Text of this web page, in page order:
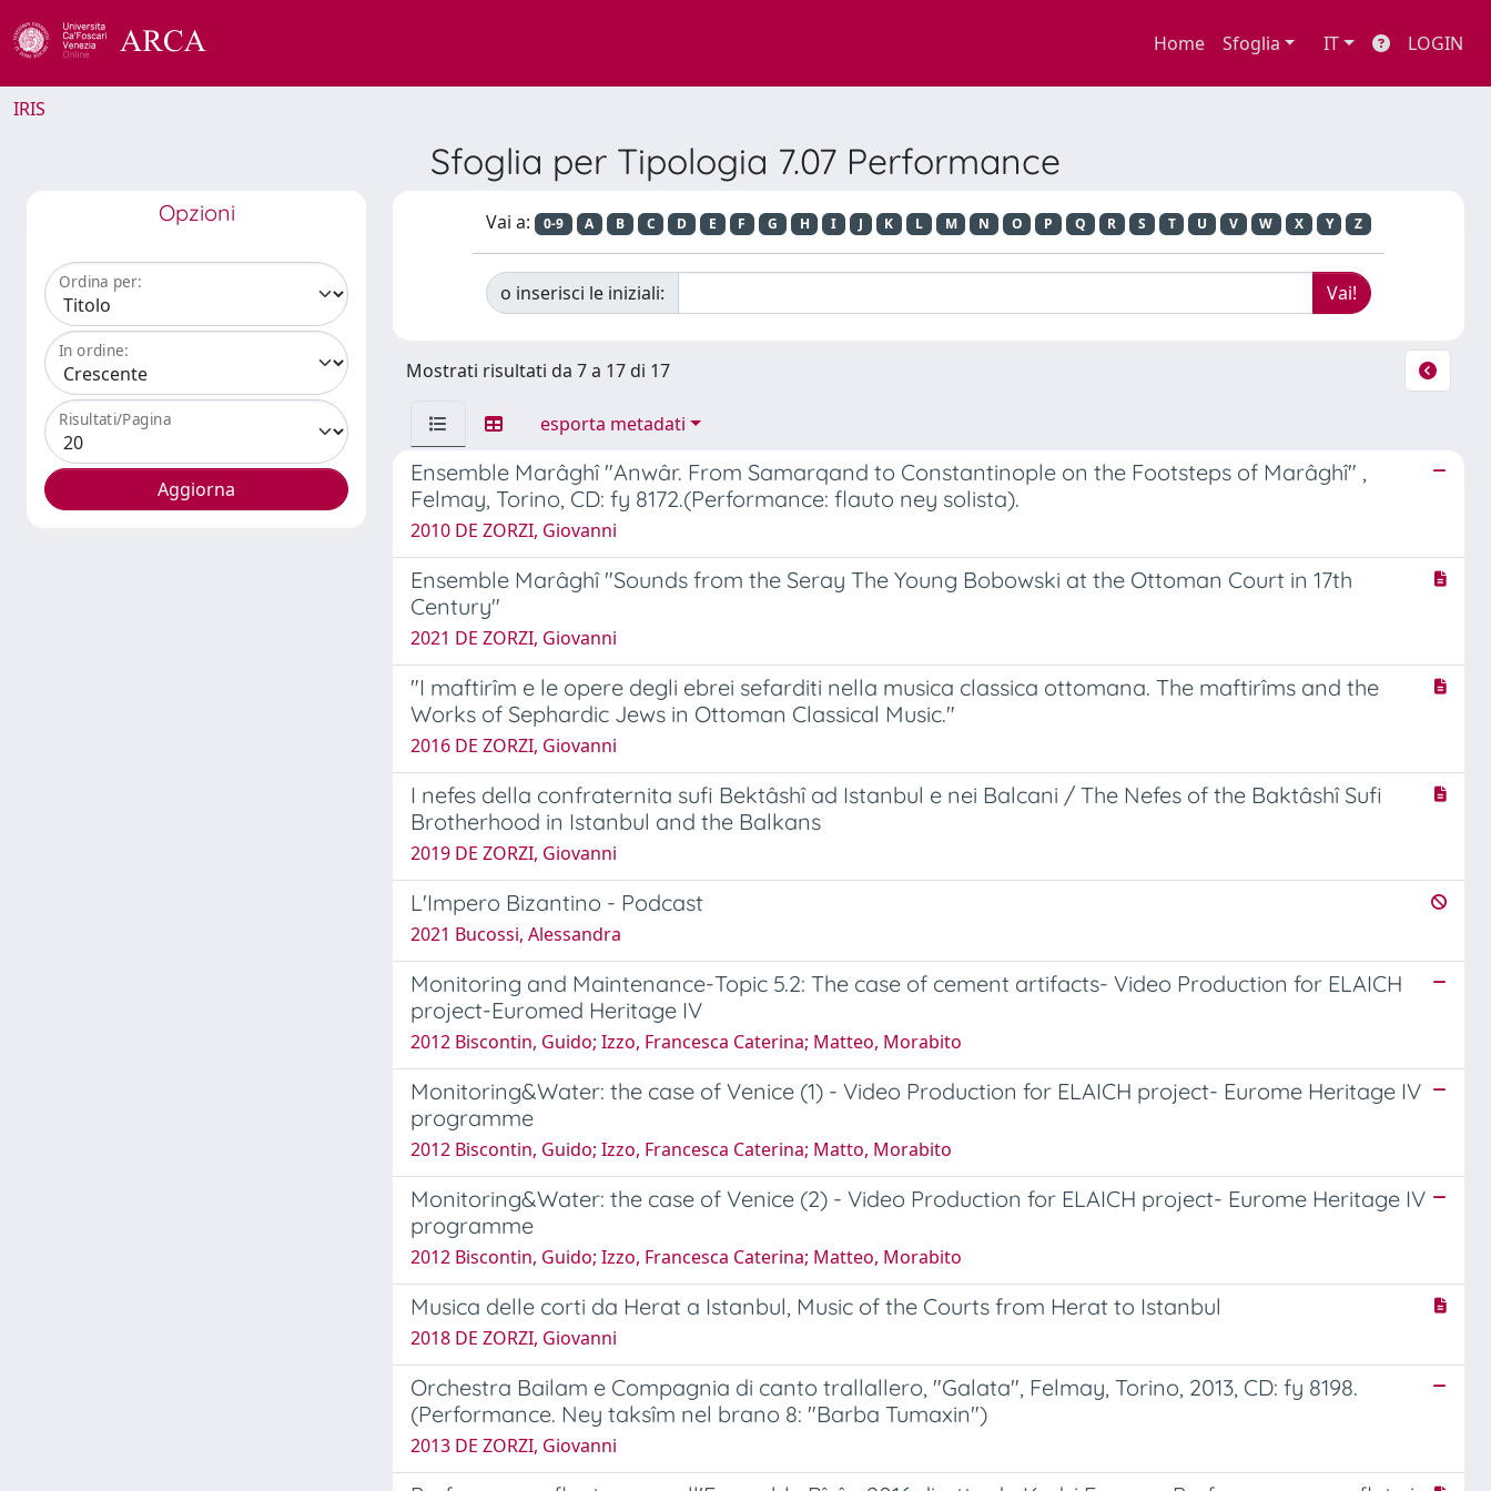
Home Sfoglia IT LOGIN
IRIS
Sfoglia per Tipologia 7.07 Performance
Opzioni
Ordina per:
In ordine:
Risultati/Pagina
Vai a: 0-9 A B C D E F G H I J K L M N O P Q R S T U V W X Y Z
o inserisci le iniziali:
Mostrati risultati da 7 a 17 di 17
esporta metadati
Ensemble Marâghî "Anwâr. From Samarqand to Constantinople on the Footsteps of Marâghî" ,
Felmay, Torino, CD: fy 8172.(Performance: flauto ney solista).
2010 DE ZORZI, Giovanni
Ensemble Marâghî "Sounds from the Seray The Young Bobowski at the Ottoman Court in 17th
Century"
2021 DE ZORZI, Giovanni
"I maftirîm e le opere degli ebrei sefarditi nella musica classica ottomana. The maftirîms and the
Works of Sephardic Jews in Ottoman Classical Music."
2016 DE ZORZI, Giovanni
I nefes della confraternita sufi Bektâshî ad Istanbul e nei Balcani / The Nefes of the Baktâshî Sufi
Brotherhood in Istanbul and the Balkans
2019 DE ZORZI, Giovanni
L'Impero Bizantino - Podcast
2021 Bucossi, Alessandra
Monitoring and Maintenance-Topic 5.2: The case of cement artifacts- Video Production for ELAICH
project-Euromed Heritage IV
2012 Biscontin, Guido; Izzo, Francesca Caterina; Matteo, Morabito
Monitoring&Water: the case of Venice (1) - Video Production for ELAICH project- Eurome Heritage IV
programme
2012 Biscontin, Guido; Izzo, Francesca Caterina; Matto, Morabito
Monitoring&Water: the case of Venice (2) - Video Production for ELAICH project- Eurome Heritage IV
programme
2012 Biscontin, Guido; Izzo, Francesca Caterina; Matteo, Morabito
Musica delle corti da Herat a Istanbul, Music of the Courts from Herat to Istanbul
2018 DE ZORZI, Giovanni
Orchestra Bailam e Compagnia di canto trallallero, "Galata", Felmay, Torino, 2013, CD: fy 8198.
(Performance. Ney taksîm nel brano 8: "Barba Tumaxin")
2013 DE ZORZI, Giovanni